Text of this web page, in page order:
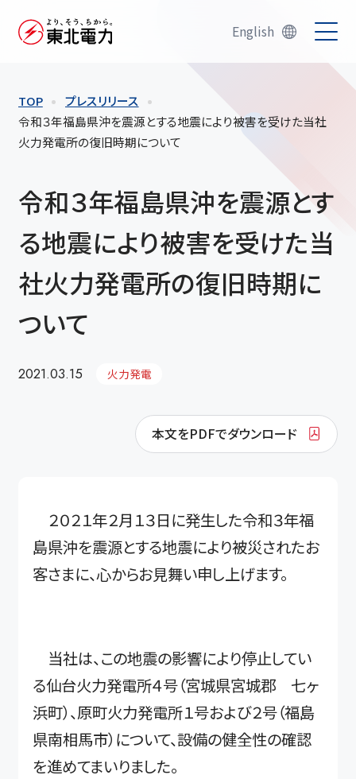
English
TOP
プレスリリース
令和３年福島県沖を震源とする地震により被害を受けた当社
火力発電所の復旧時期について
令和３年福島県沖を震源とす
る地震により被害を受けた当
社火力発電所の復旧時期に
ついて
2021.03.15 火力発電
本文をPDFでダウンロード
２０２１年２月１３日に発生した令和３年福
島県沖を震源とする地震により被災されたお
客さまに、心からお見舞い申し上げます。
当社は、この地震の影響により停止してい
る仙台火力発電所４号（宮城県宮城郡 七ヶ
浜町）、原町火力発電所１号および２号（福島
県南相馬市）について、設備の健全性の確認
を進めてまいりました。